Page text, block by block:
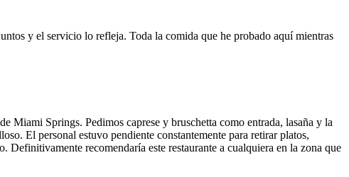
y el servicio lo refleja. Toda la comida que he probado aquí mientras
Miami Springs. Pedimos caprese y bruschetta como entrada, lasaña y la
El personal estuvo pendiente constantemente para retirar platos,
recomendaría este restaurante a cualquiera en la zona que